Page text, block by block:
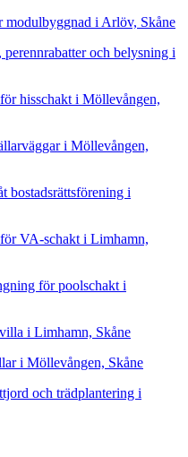
modulbyggnad i Arlöv, Skåne
och belysning i
hisschakt i Möllevången,
i Möllevången,
bostadsrättsförening i
VA-schakt i Limhamn,
för poolschakt i
i Limhamn, Skåne
i Möllevången, Skåne
och trädplantering i